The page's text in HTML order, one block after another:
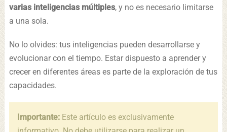
varias inteligencias múltiples, y no es necesario limitarse
a una sola.
No lo olvides: tus inteligencias pueden desarrollarse y
evolucionar con el tiempo. Estar dispuesto a aprender y
crecer en diferentes áreas es parte de la exploración de tus
capacidades.
Importante:Este artículo es exclusivamente